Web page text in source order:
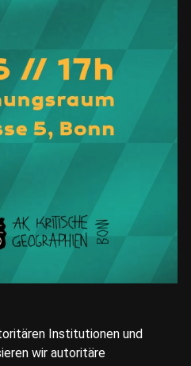
Institutionen und
wir autoritäre